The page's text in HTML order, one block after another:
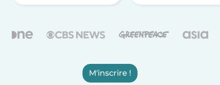
M'inscrire !